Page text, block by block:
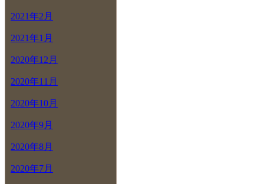
2021年2月
2021年1月
2020年12月
2020年11月
2020年10月
2020年9月
2020年8月
2020年7月